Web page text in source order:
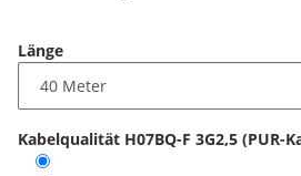
Länge
Kabelqualität H07BQ-F 3G2,5 (PUR-